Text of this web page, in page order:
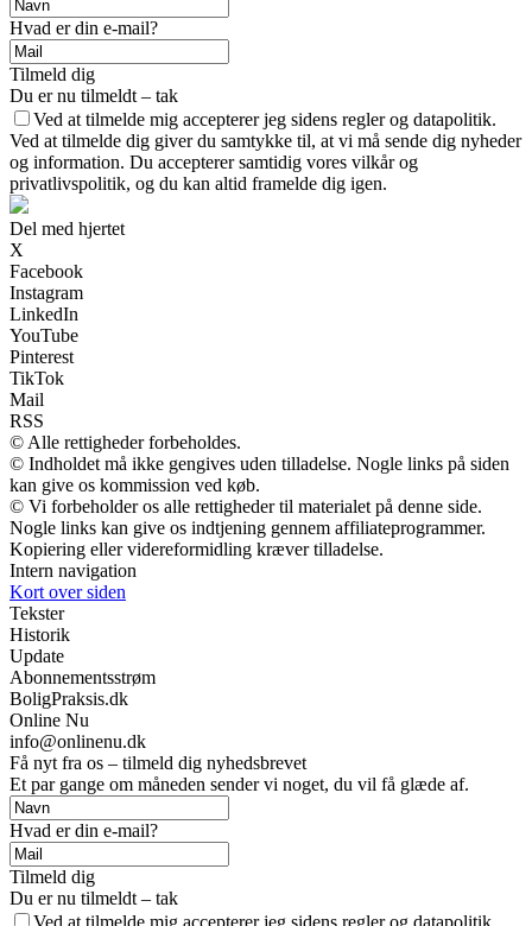
Hvad er din e-mail?
Tilmeld dig
Du er nu tilmeldt – tak
Ved at tilmelde mig accepterer jeg sidens regler og datapolitik.
Ved at tilmelde dig giver du samtykke til, at vi må sende dig nyheder
og information. Du accepterer samtidig vores vilkår og
privatlivspolitik, og du kan altid framelde dig igen.
Del med hjertet
X
Facebook
Instagram
LinkedIn
YouTube
Pinterest
TikTok
Mail
RSS
© Alle rettigheder forbeholdes.
© Indholdet må ikke gengives uden tilladelse. Nogle links på siden
kan give os kommission ved køb.
© Vi forbeholder os alle rettigheder til materialet på denne side.
Nogle links kan give os indtjening gennem affiliateprogrammer.
Kopiering eller videreformidling kræver tilladelse.
Intern navigation
Kort over siden
Tekster
Historik
Update
Abonnementsstrøm
BoligPraksis.dk
Online Nu
info@onlinenu.dk
Få nyt fra os – tilmeld dig nyhedsbrevet
Et par gange om måneden sender vi noget, du vil få glæde af.
Hvad er din e-mail?
Tilmeld dig
Du er nu tilmeldt – tak